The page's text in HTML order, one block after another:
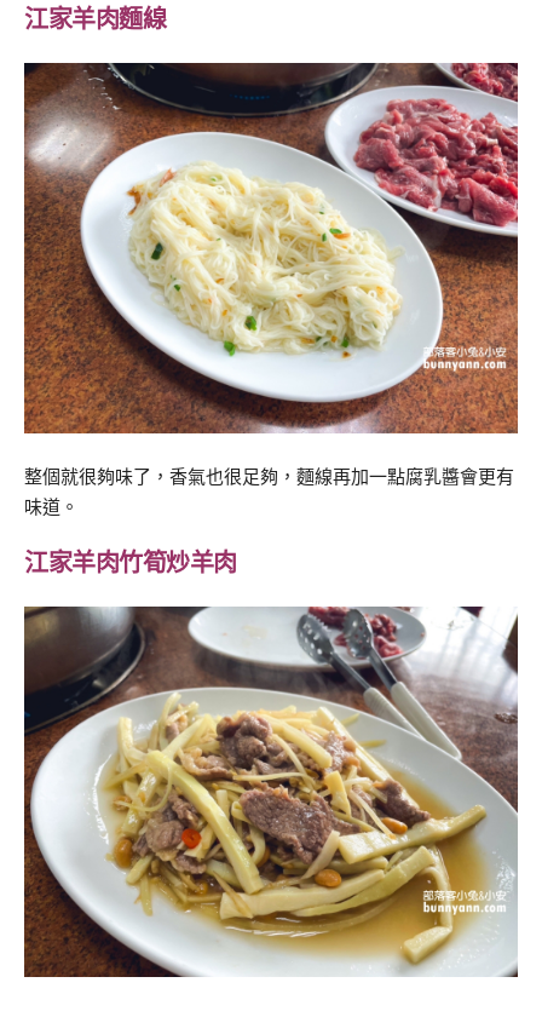
江家羊肉麵線
整個就很夠味了，香氣也很足夠，麵線再加一點腐乳醬會更有
味道。
江家羊肉竹筍炒羊肉